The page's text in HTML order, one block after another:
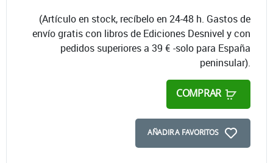
(Artículo en stock, recíbelo en 24-48 h. Gastos de
envío gratis con libros de Ediciones Desnivel y con
pedidos superiores a 39 € -solo para España
peninsular).
COMPRAR
AÑADIR A FAVORITOS